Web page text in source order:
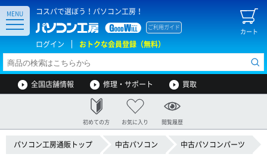
コスパで選ぼう！パソコン工房！
カート
ご利用ガイド
ログイン おトクな会員登録（無料）
MENU
全国店舗情報 修理・サポート 買取
初めての方 お気に入り 閲覧履歴
パソコン工房通販トップ 中古パソコン 中古パソコンパーツ